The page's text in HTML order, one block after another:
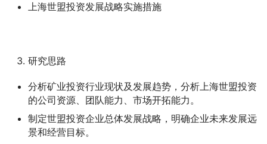
上海世盟投资发展战略实施措施
研究思路
分析矿业投资行业现状及发展趋势，分析上海世盟投资
的公司资源、团队能力、市场开拓能力。
制定世盟投资企业总体发展战略，明确企业未来发展远
景和经营目标。